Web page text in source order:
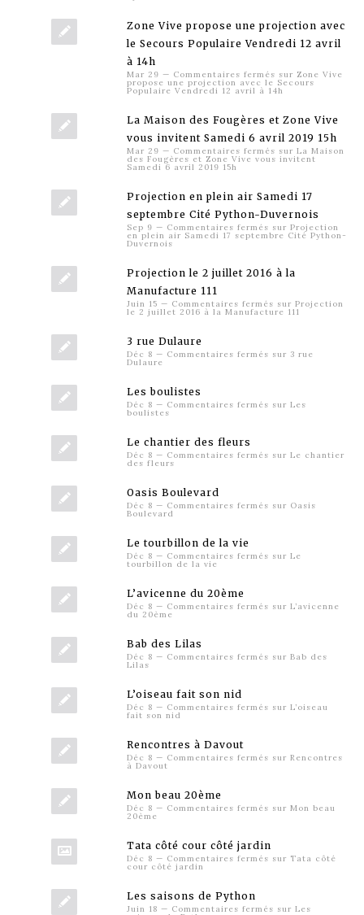
Zone Vive propose une projection avec
le Secours Populaire Vendredi 12 avril
à 14h
Mar 29 — Commentaires fermés sur Zone Vive
propose une projection avec le Secours
Populaire Vendredi 12 avril à 14h
La Maison des Fougères et Zone Vive
vous invitent Samedi 6 avril 2019 15h
Mar 29 — Commentaires fermés sur La Maison
des Fougères et Zone Vive vous invitent
Samedi 6 avril 2019 15h
Projection en plein air Samedi 17
septembre Cité Python-Duvernois
Sep 9 — Commentaires fermés sur Projection
en plein air Samedi 17 septembre Cité Python-
Duvernois
Projection le 2 juillet 2016 à la
Manufacture 111
Juin 15 — Commentaires fermés sur Projection
le 2 juillet 2016 à la Manufacture 111
3 rue Dulaure
Déc 8 — Commentaires fermés sur 3 rue
Dulaure
Les boulistes
Déc 8 — Commentaires fermés sur Les
boulistes
Le chantier des fleurs
Déc 8 — Commentaires fermés sur Le chantier
des fleurs
Oasis Boulevard
Déc 8 — Commentaires fermés sur Oasis
Boulevard
Le tourbillon de la vie
Déc 8 — Commentaires fermés sur Le
tourbillon de la vie
L’avicenne du 20ème
Déc 8 — Commentaires fermés sur L’avicenne
du 20ème
Bab des Lilas
Déc 8 — Commentaires fermés sur Bab des
Lilas
L’oiseau fait son nid
Déc 8 — Commentaires fermés sur L’oiseau
fait son nid
Rencontres à Davout
Déc 8 — Commentaires fermés sur Rencontres
à Davout
Mon beau 20ème
Déc 8 — Commentaires fermés sur Mon beau
20ème
Tata côté cour côté jardin
Déc 8 — Commentaires fermés sur Tata côté
cour côté jardin
Les saisons de Python
Juin 18 — Commentaires fermés sur Les